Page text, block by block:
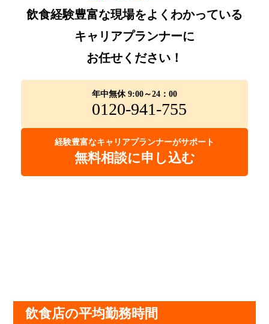
飲食経験豊富な現場をよくわかっている
キャリアプランナーに
お任せください！
年中無休 9:00～24：00
0120-941-755
経験豊富なキャリアプランナーがサポート
無料相談に申し込む
飲食店の平均勤務時間